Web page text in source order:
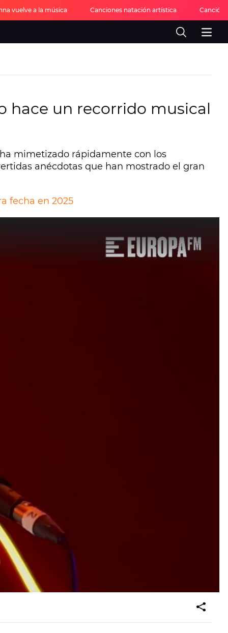
vuelve a la música Canciones natación artística Canción
hace un recorrido musical
mimetizado rápidamente con los
anécdotas que han mostrado el gran
fecha en 2025